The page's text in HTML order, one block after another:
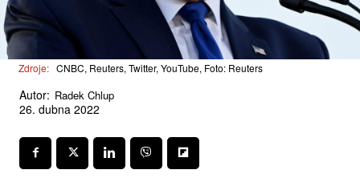
Zdroje: CNBC, Reuters, Twitter, YouTube, Foto: Reuters
Autor: Radek Chlup
26. dubna 2022